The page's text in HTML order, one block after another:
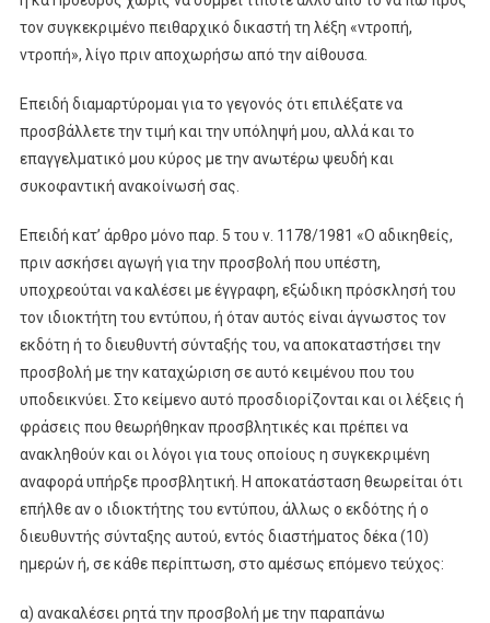
τον συγκεκριμένο πειθαρχικό δικαστή τη λέξη «ντροπή,
ντροπή», λίγο πριν αποχωρήσω από την αίθουσα.
Επειδή διαμαρτύρομαι για το γεγονός ότι επιλέξατε να
προσβάλλετε την τιμή και την υπόληψή μου, αλλά και το
επαγγελματικό μου κύρος με την ανωτέρω ψευδή και
συκοφαντική ανακοίνωσή σας.
Επειδή κατ’ άρθρο μόνο παρ. 5 του ν. 1178/1981 «Ο αδικηθείς,
πριν ασκήσει αγωγή για την προσβολή που υπέστη,
υποχρεούται να καλέσει με έγγραφη, εξώδικη πρόσκλησή του
τον ιδιοκτήτη του εντύπου, ή όταν αυτός είναι άγνωστος τον
εκδότη ή το διευθυντή σύνταξής του, να αποκαταστήσει την
προσβολή με την καταχώριση σε αυτό κειμένου που του
υποδεικνύει. Στο κείμενο αυτό προσδιορίζονται και οι λέξεις ή
φράσεις που θεωρήθηκαν προσβλητικές και πρέπει να
ανακληθούν και οι λόγοι για τους οποίους η συγκεκριμένη
αναφορά υπήρξε προσβλητική. Η αποκατάσταση θεωρείται ότι
επήλθε αν ο ιδιοκτήτης του εντύπου, άλλως ο εκδότης ή ο
διευθυντής σύνταξης αυτού, εντός διαστήματος δέκα (10)
ημερών ή, σε κάθε περίπτωση, στο αμέσως επόμενο τεύχος:
α) ανακαλέσει ρητά την προσβολή με την παραπάνω